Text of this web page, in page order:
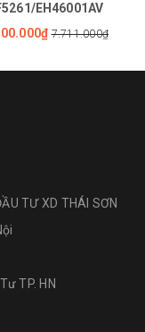
EH46001AV
7.711.000₫
TƯ XD THÁI SƠN
TP. HN